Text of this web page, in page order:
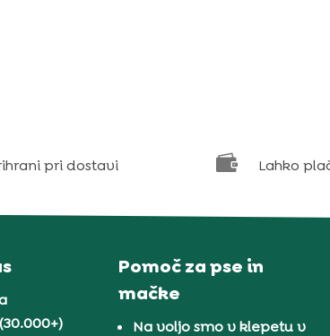
pri dostavi  Lahko
Pomoč za pse in
mačke
Na voljo smo v klepetu v